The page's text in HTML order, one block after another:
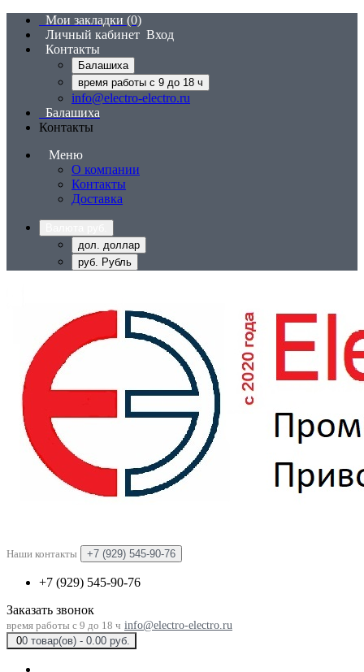
Мои закладки (0)
Личный кабинет Вход
Контакты
Балашиха
время работы с 9 до 18 ч
info@electro-electro.ru
Балашиха
Контакты
Меню
О компании
Контакты
Доставка
дол. доллар
руб. Рубль
Наши контакты +7 (929) 545-90-76
+7 (929) 545-90-76
Заказать звонок
время работы с 9 до 18 ч info@electro-electro.ru
00 товар(ов) - 0.00 руб.